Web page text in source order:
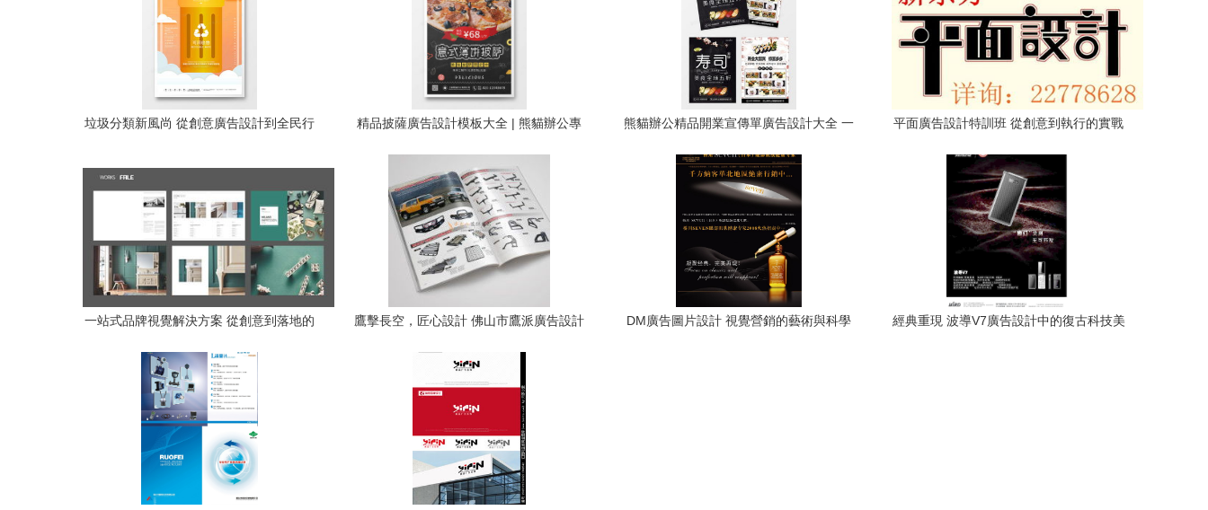
垃圾分類新風尚 從創意廣告設計到全民行
精品披薩廣告設計模板大全 | 熊貓辦公專
熊貓辦公精品開業宣傳單廣告設計大全 一
平面廣告設計特訓班 從創意到執行的實戰
一站式品牌視覺解決方案 從創意到落地的
鷹擊長空，匠心設計 佛山市鷹派廣告設計
DM廣告圖片設計 視覺營銷的藝術與科學
經典重現 波導V7廣告設計中的復古科技美